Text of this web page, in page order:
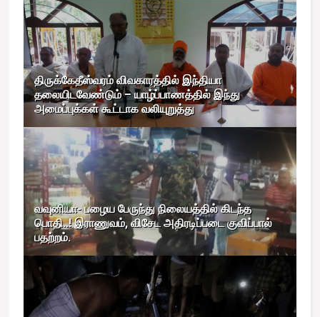
திருக்கேதீஸ்வரம் விவகாரத்தில் இந்தியா
தலையிடவேண்டும் – யாழ்ப்பாணத்தில் இந்து
அமைப்புக்கள் கூட்டாக வலியுறுத்து
வவுனியா- பழைய பேருந்து நிலையத்தில் கிடந்த
பொதி..! இராணுவம், விசேட அதிரடிப்படை குவிப்பால்
பதற்றம்.